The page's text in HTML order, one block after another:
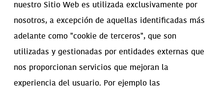
nuestro Sitio Web es utilizada exclusivamente por
nosotros, a excepción de aquellas identificadas más
adelante como "cookie de terceros", que son
utilizadas y gestionadas por entidades externas que
nos proporcionan servicios que mejoran la
experiencia del usuario. Por ejemplo las